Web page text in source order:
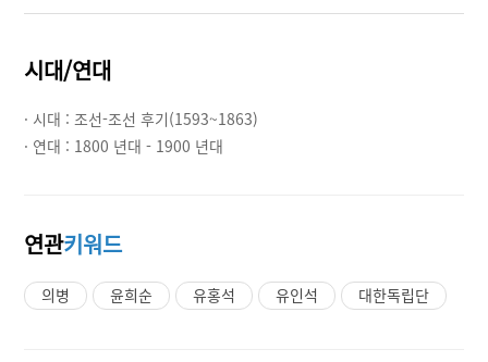
시대/연대
· 시대 : 조선-조선 후기(1593~1863)
· 연대 : 1800 년대 - 1900 년대
연관키워드
의병 윤희순 유홍석 유인석 대한독립단